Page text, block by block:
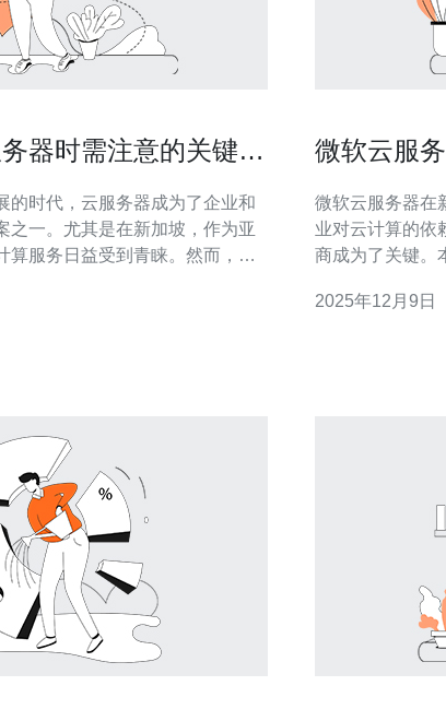
器时需注意的关键事
的时代，云服务器成为了企业和
之一。尤其是在新加坡，作为亚
算服务日益受到青睐。然而，租
的关键事项和详细操作指南。
微软云服
微软云服务器在
业对云计算的依
商成为了关键。
是本文的三大精
2025年12月9日